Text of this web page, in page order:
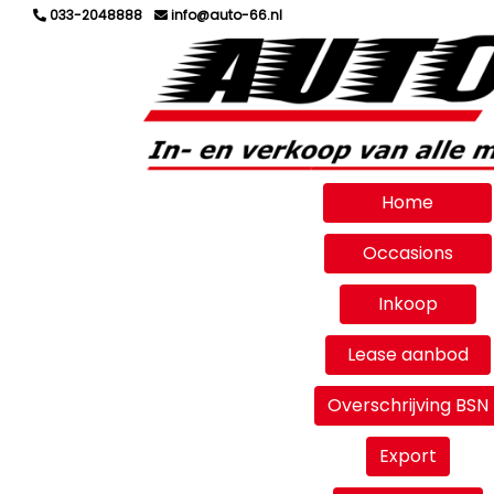
033-2048888 info@auto-66.nl
Home
Occasions
Inkoop
Lease aanbod
Overschrijving BSN
Export